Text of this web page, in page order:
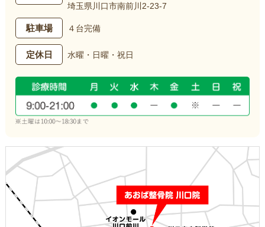
埼玉県川口市南前川2-23-7
駐車場 ４台完備
定休日 水曜・日曜・祝日